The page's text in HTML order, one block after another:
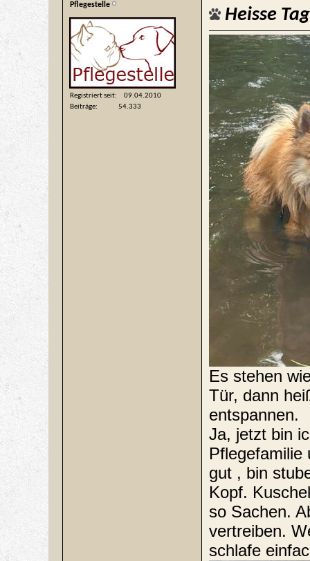
Pflegestelle
Registriert seit
09.04.2010
Beiträge
54.333
Heisse
Es stehen
Tür, dann
entspannen.
Ja, jetzt bin
Pflegefamilie
gut , bin
Kopf.
so Sachen.
vertreiben.
schlafe